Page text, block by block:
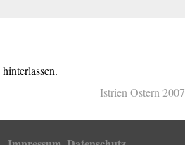
Istrien Ostern 2007